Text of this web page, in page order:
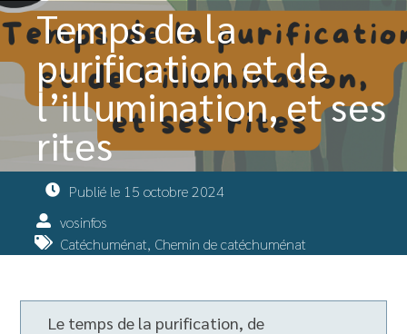
Temps de la
purification et de
l’illumination, et ses
rites
Publié le 15 octobre 2024
vosinfos
Catéchuménat, Chemin de catéchuménat
Le temps de la purification, de